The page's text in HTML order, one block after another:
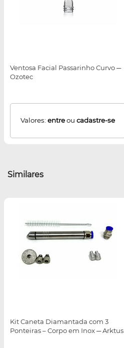
Ventosa Facial Passarinho Curvo ─
Ozotec
Valores: entreou cadastre-se
Similares
Kit Caneta Diamantada com 3
Ponteiras – Corpo em Inox ─ Arktus